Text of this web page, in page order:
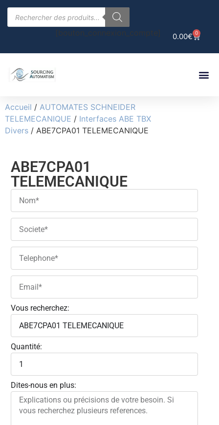
0.00€ 0
[bouton_connexion_compte]
Accueil / AUTOMATES SCHNEIDER
TELEMECANIQUE / Interfaces ABE TBX
Divers / ABE7CPA01 TELEMECANIQUE
ABE7CPA01
TELEMECANIQUE
Vous recherchez:
Quantité:
Dites-nous en plus: